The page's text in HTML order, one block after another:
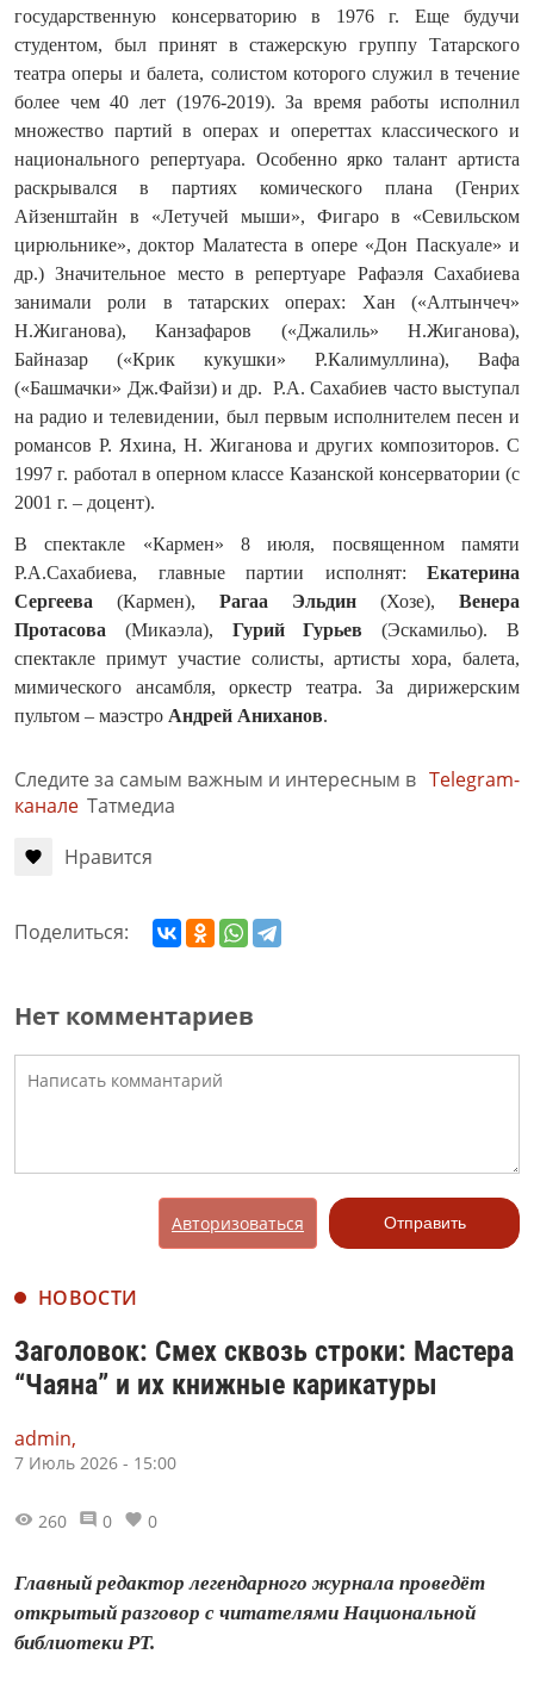
государственную консерваторию в 1976 г. Еще будучи
студентом, был принят в стажерскую группу Татарского
театра оперы и балета, солистом которого служил в течение
более чем 40 лет (1976-2019). За время работы исполнил
множество партий в операх и опереттах классического и
национального репертуара. Особенно ярко талант артиста
раскрывался в партиях комического плана (Генрих
Айзенштайн в «Летучей мыши», Фигаро в «Севильском
цирюльнике», доктор Малатеста в опере «Дон Паскуале» и
др.) Значительное место в репертуаре Рафаэля Сахабиева
занимали роли в татарских операх: Хан («Алтынчеч»
Н.Жиганова), Канзафаров («Джалиль» Н.Жиганова),
Байназар («Крик кукушки» Р.Калимуллина), Вафа
(«Башмачки» Дж.Файзи) и др. Р.А. Сахабиев часто выступал
на радио и телевидении, был первым исполнителем песен и
романсов Р. Яхина, Н. Жиганова и других композиторов. С
1997 г. работал в оперном классе Казанской консерватории (с
2001 г. – доцент).
В спектакле «Кармен» 8 июля, посвященном памяти
Р.А.Сахабиева, главные партии исполнят: Екатерина
Сергеева (Кармен), Рагаа Эльдин (Хозе), Венера
Протасова (Микаэла), Гурий Гурьев (Эскамильо). В
спектакле примут участие солисты, артисты хора, балета,
мимического ансамбля, оркестр театра. За дирижерским
пультом – маэстро Андрей Аниханов.
Следите за самым важным и интересным в Telegram-
канале Татмедиа
Нравится
Поделиться:
Нет комментариев
Авторизоваться Отправить
НОВОСТИ
Заголовок: Смех сквозь строки: Мастера
“Чаяна” и их книжные карикатуры
admin,
7 Июль 2026 - 15:00
260 0 0
Главный редактор легендарного журнала проведёт
открытый разговор с читателями Национальной
библиотеки РТ.